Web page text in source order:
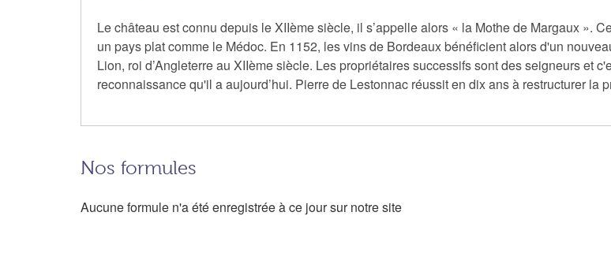
Le château est connu depuis le XIIème siècle, il s’appelle alors « la Mothe de Margaux ».
un pays plat comme le Médoc. En 1152, les vins de Bordeaux bénéficient alors d'un
Lion, roi d’Angleterre au XIIème siècle. Les propriétaires successifs sont des seigneurs et
reconnaissance qu'il a aujourd’hui. Pierre de Lestonnac réussit en dix ans à restructurer la
Nos formules
Aucune formule n'a été enregistrée à ce jour sur notre site